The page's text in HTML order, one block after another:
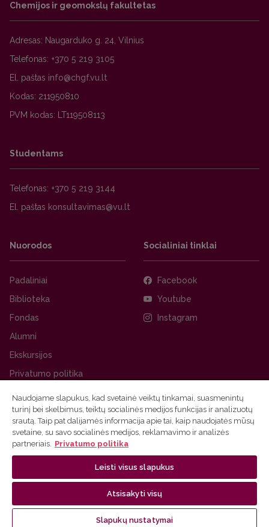
Chemijos ir geomokslų fakultetas
Adresas: Naugarduko g. 24, Vilnius
Telefonas: +370 5 219 3105
El. paštas
Kodas: 211950810
PVM kodas: LT119508113
Studentams
Telefonas: +370 5 219 3144
El. paštas
Nuorodos
Padaliniai
Biblioteka
Fondas
Alumni
Ekskursijos
Privatumo politika
Socialiniai tinklai
Facebook
Youtube
Instagram
Ⓒ 2026 Vilniaus universitetas Tinklalapio administratorius
Naudojame slapukus, kad svetainė veiktų tinkamai, suasmenintų
turinį bei skelbimus, teiktų socialinės medijos funkcijas ir analizuotų
srautą. Taip pat dalijamės informacija apie tai, kaip naudojatės mūsų
svetaine, su savo socialinės medijos, reklamavimo ir analizės
partneriais. Privatumo politika
Leisti visus slapukus
Atsisakyti visų
Slapukų nustatymai